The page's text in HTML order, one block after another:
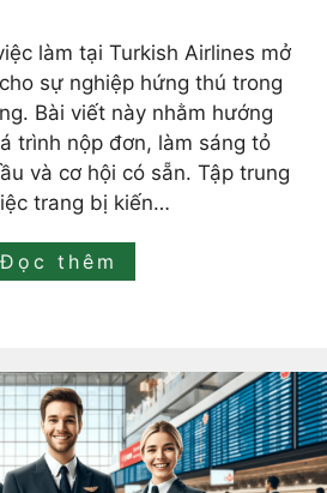
làm tại Turkish Airlines mở
sự nghiệp hứng thú trong
Bài viết này nhằm hướng
trình nộp đơn, làm sáng tỏ
và cơ hội có sẵn. Tập trung
trang bị kiến…
Đọc thêm